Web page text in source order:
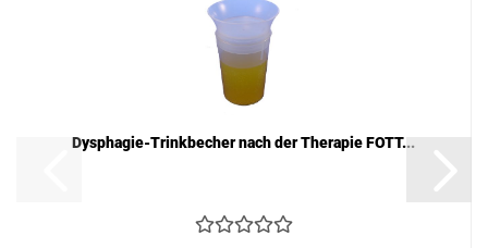
Dysphagie-Trinkbecher nach der Therapie FOTT...